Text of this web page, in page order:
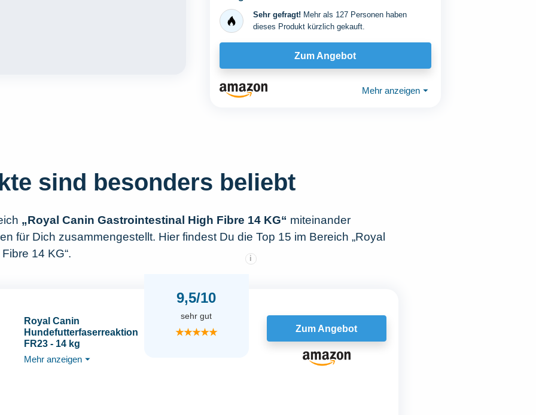
Sehr gefragt! Mehr als 127 Personen haben
dieses Produkt kürzlich gekauft.
Zum Angebot
Mehr anzeigen ⏷
sind besonders beliebt
„Royal Canin Gastrointestinal High Fibre 14 KG“ miteinander
für Dich zusammengestellt. Hier findest Du die Top 15 im Bereich „Royal
14 KG“.
Royal Canin
Hundefutterfaserreaktion
FR23 - 14 kg
Mehr anzeigen ⏷
9,5/10
i
sehr gut
★★★★★ Zum Angebot